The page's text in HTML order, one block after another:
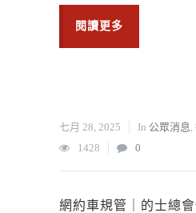
閱讀更多
七月 28, 2025 In 公眾消息,
1428
0
網約車規管｜的士總